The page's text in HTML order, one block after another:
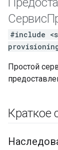
#include
Простой
Краткое